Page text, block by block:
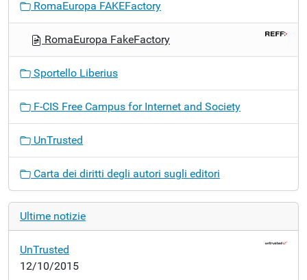
RomaEuropa FAKEFactory
RomaEuropa FakeFactory
Sportello Liberius
F-CIS Free Campus for Internet and Society
UnTrusted
Carta dei diritti degli autori sugli editori
Ultime notizie
UnTrusted
12/10/2015